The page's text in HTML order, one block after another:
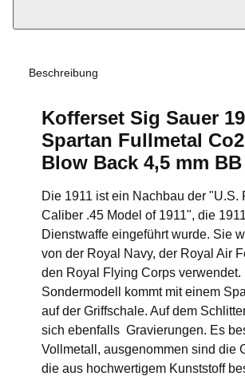
Beschreibung
Kofferset Sig Sauer
Spartan Fullmetal
Blow Back 4,5 mm BB
Die 1911 ist ein Nachbau der "U.S.
Caliber .45 Model of 1911", die
Dienstwaffe eingeführt wurde. Sie
von der Royal Navy, der Royal Air
den Royal Flying Corps verwendet.
Sondermodell kommt mit einem
auf der Griffschale. Auf dem
sich ebenfalls Gravierungen. Es
Vollmetall, ausgenommen sind die
die aus hochwertigem Kunststoff